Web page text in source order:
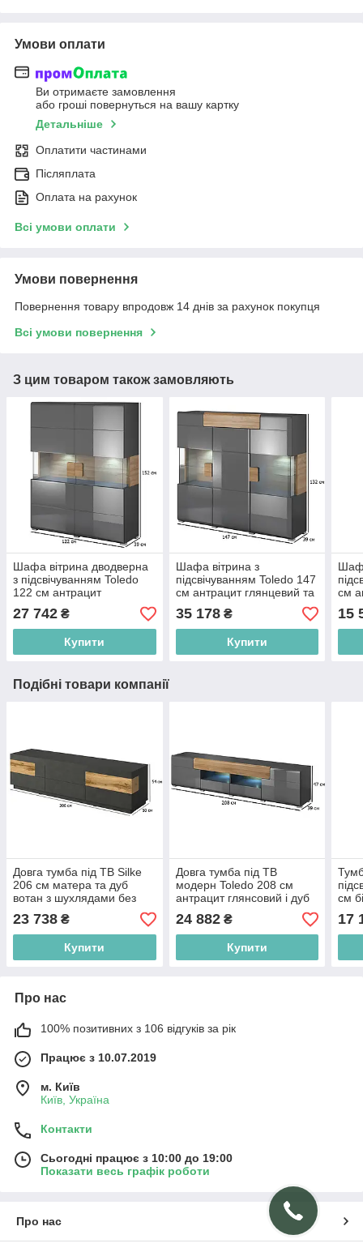
Умови оплати
Ви отримаєте замовлення
або гроші повернуться на вашу картку
Детальніше
Оплатити частинами
Післяплата
Оплата на рахунок
Всі умови оплати
Умови повернення
Повернення товару впродовж 14 днів за рахунок покупця
Всі умови повернення
З цим товаром також замовляють
Шафа вітрина дводверна
з підсвічуванням Toledo
122 см антрацит
глянцевий та дуб градсон
для вітальні
27 742 ₴
Купити
Шафа вітрина з
підсвічуванням Toledo 147
см антрацит глянцевий та
дуб градсон у їдальню
35 178₴
Купити
см
дуб
15
Подібні товари компанії
Довга тумба під ТВ Silke
206 см матера та дуб
вотан з шухлядами без
23 738 ₴
Купити
Довга тумба під ТВ
модерн Toledo 208 см
антрацит глянсовий і дуб
градсон з підсвічуванням в
кімнату
24 882₴
Купити
см
17
Про нас
100% позитивних з 106 відгуків за рік
Працює з 10.07.2019
м. Київ
Київ, Україна
Контакти
Сьогодні працює з 10:00 до 19:00
Показати весь графік роботи
Про нас